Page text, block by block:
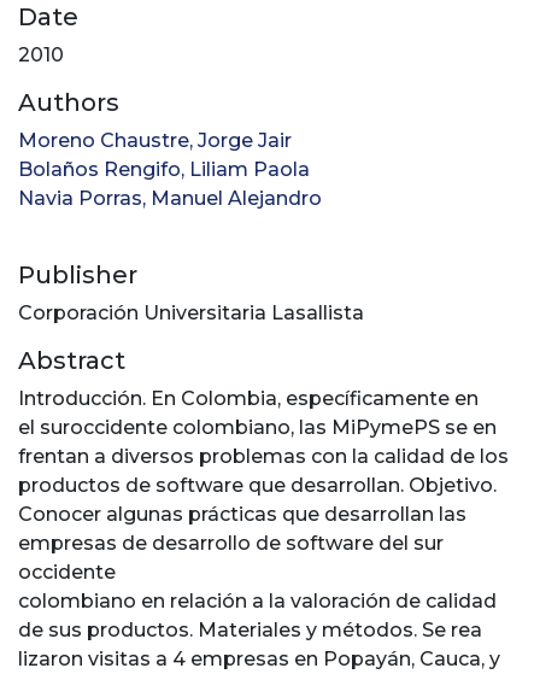
Date
2010
Authors
Moreno Chaustre, Jorge Jair
Bolaños Rengifo, Liliam Paola
Navia Porras, Manuel Alejandro
Publisher
Corporación Universitaria Lasallista
Abstract
Introducción. En Colombia, específicamente en
el suroccidente colombiano, las MiPymePS se en
frentan a diversos problemas con la calidad de los
productos de software que desarrollan. Objetivo.
Conocer algunas prácticas que desarrollan las
empresas de desarrollo de software del sur
occidente
colombiano en relación a la valoración de calidad
de sus productos. Materiales y métodos. Se rea
lizaron visitas a 4 empresas en Popayán, Cauca, y